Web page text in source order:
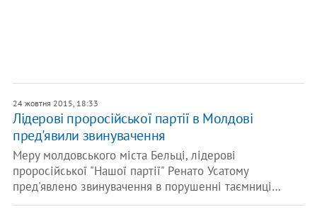
24 жовтня 2015, 18:33
Лідерові проросійської партії в Молдові
пред'явили звинувачення
Меру молдовського міста Бельці, лідерові
проросійської "Нашої партії" Ренато Усатому
пред'явлено звинувачення в порушенні таємниці…